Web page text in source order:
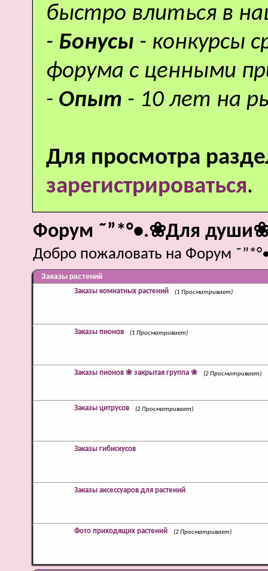
быстро влиться в
- Бонусы - конкурсы
форума с ценными
- Опыт - 10 лет на
Для просмотра
зарегистрироваться.
Форум ˜”*°•.❀Для
Добро пожаловать на Форум
Заказы растений
Заказы комнатных растений (1 Просматривает)
Заказы пионов (1 Просматривает)
Заказы пионов ❀ закрытая группа ❀ (2 Просматривает)
Заказы цитрусов (2 Просматривает)
Заказы гибискусов
Заказы аксессуаров для растений
Фото приходящих растений (2 Просматривает)